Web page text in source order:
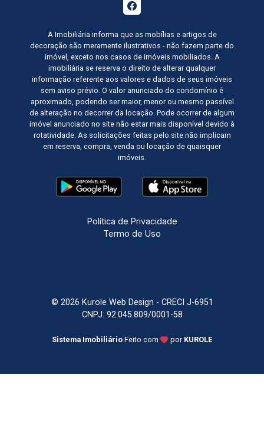
A Imobiliária informa que as mobílias e artigos de
decoração são meramente ilustrativos - não fazem parte do
imóvel, exceto nos casos de imóveis mobiliados. A
imobiliária se reserva o direito de alterar qualquer
informação referente aos valores e dados de seus imóveis
sem aviso prévio. O valor anunciado do condomínio é
aproximado, podendo ser maior, menor ou mesmo passível
de alteração no decorrer da locação. Pode ocorrer de algum
imóvel anunciado no site não estar mais disponível devido à
rotatividade. As solicitações feitas pelo site não implicam
em reserva, compra, venda ou locação de quaisquer
imóveis.
Política de Privacidade
Termo de Uso
© 2026 Kurole Web Design - CRECI J-6951
CNPJ: 92.045.809/0001-58
Sistema Imobiliário Feito com por KUROLE